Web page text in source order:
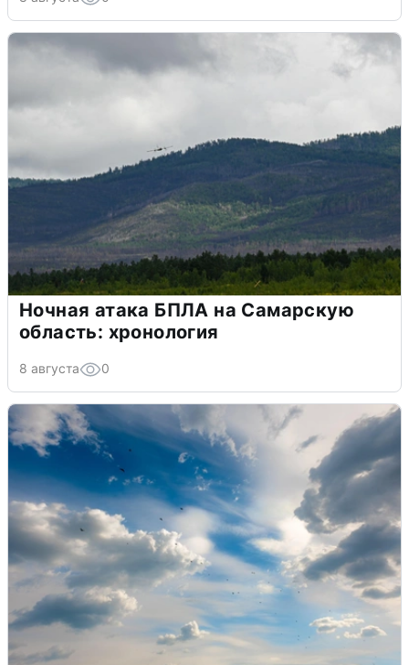
Ночная атака БПЛА на Самарскую
область: хронология
8 августа 0